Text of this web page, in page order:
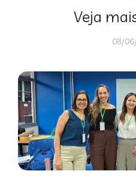
Veja
08/